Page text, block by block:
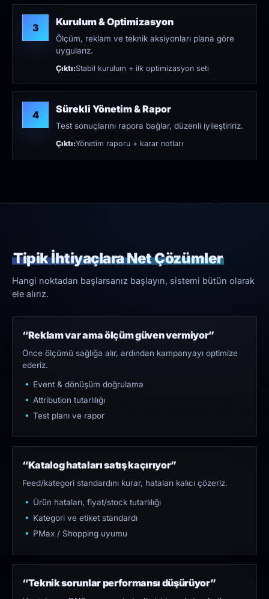
3 Kurulum & Optimizasyon
Ölçüm, reklam ve teknik aksiyonları plana göre
uygularız.
Çıktı:Stabil kurulum + ilk optimizasyon seti
4 Sürekli Yönetim & Rapor
Test sonuçlarını rapora bağlar, düzenli iyileştiririz.
Çıktı:Yönetim raporu + karar notları
Tipik İhtiyaçlara Net Çözümler
Hangi noktadan başlarsanız başlayın, sistemi bütün olarak
ele alırız.
“Reklam var ama ölçüm güven vermiyor”
Önce ölçümü sağlığa alır, ardından kampanyayı optimize
ederiz.
Event & dönüşüm doğrulama
Attribution tutarlılığı
Test planı ve rapor
“Katalog hataları satış kaçırıyor”
Feed/kategori standardını kurar, hataları kalıcı çözeriz.
Ürün hataları, fiyat/stock tutarlılığı
Kategori ve etiket standardı
PMax / Shopping uyumu
“Teknik sorunlar performansı düşürüyor”